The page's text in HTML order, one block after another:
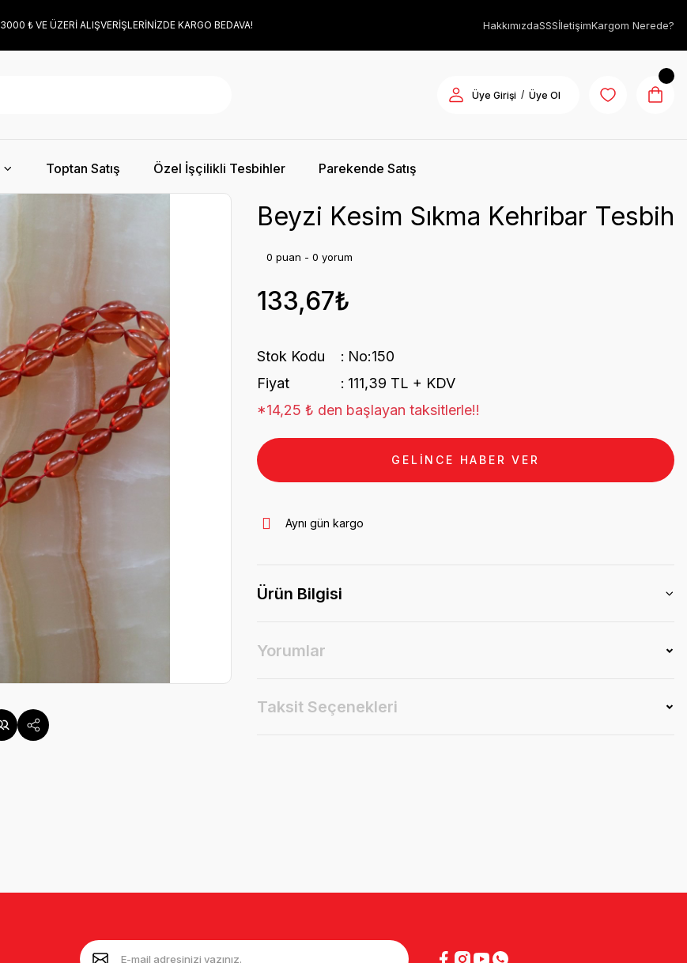
3000 ₺ VE ÜZERİ ALIŞVERİŞLERİNİZDE KARGO BEDAVA! HakkımızdaSSSİletişimKargom Nerede?
Üye Girişi / Üye Ol
Toptan Satış Özel İşçilikli Tesbihler Parekende Satış
Beyzi Kesim Sıkma Kehribar Tesbih
0 puan - 0 yorum
133,67₺
Stok Kodu
No:150
Fiyat
111,39 TL + KDV
*14,25 ₺ den başlayan taksitlerle!!
GELİNCE HABER VER
Aynı gün kargo
Ürün Bilgisi
Yorumlar
Taksit Seçenekleri